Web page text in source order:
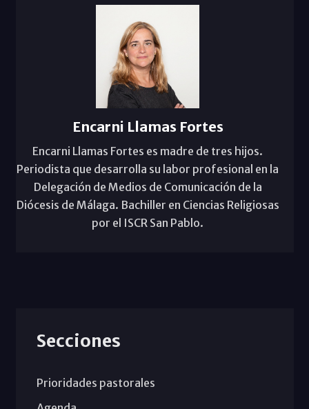
Encarni Llamas Fortes
Encarni Llamas Fortes es madre de tres hijos.
Periodista que desarrolla su labor profesional en la
Delegación de Medios de Comunicación de la
Diócesis de Málaga. Bachiller en Ciencias Religiosas
por el ISCR San Pablo.
Secciones
Prioridades pastorales